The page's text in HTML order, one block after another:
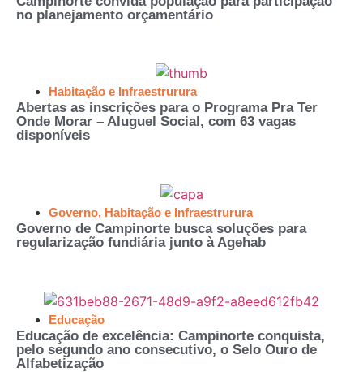
no planejamento orçamentário
Habitação e Infraestrurura
Abertas as inscrições para o Programa Pra Ter
Onde Morar – Aluguel Social, com 63 vagas
disponíveis
Governo, Habitação e Infraestrurura
Governo de Campinorte busca soluções para
regularização fundiária junto à Agehab
Educação
Educação de excelência: Campinorte conquista,
pelo segundo ano consecutivo, o Selo Ouro de
Alfabetização